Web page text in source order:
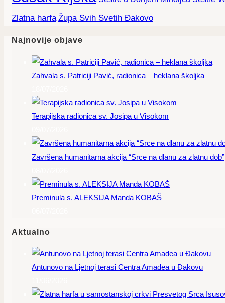
Zlatna harfa Župa Svih Svetih Đakovo
Najnovije objave
Zahvala s. Patriciji Pavić, radionica – heklana školjka
Terapijska radionica sv. Josipa u Visokom
Završena humanitarna akcija “Srce na dlanu za zlatnu dob”
Preminula s. ALEKSIJA Manda KOBAŠ
Aktualno
Antunovo na Ljetnoj terasi Centra Amadea u Đakovu